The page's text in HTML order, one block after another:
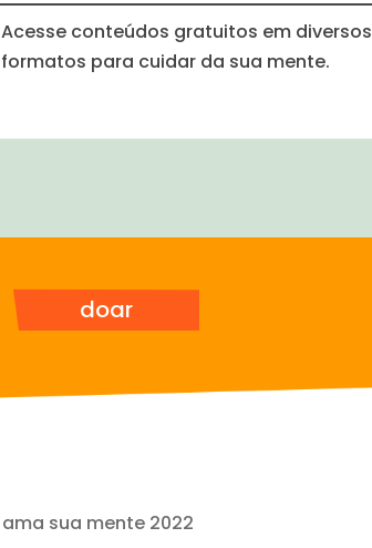
Acesse conteúdos gratuitos em diversos
formatos para cuidar da sua mente.
doar